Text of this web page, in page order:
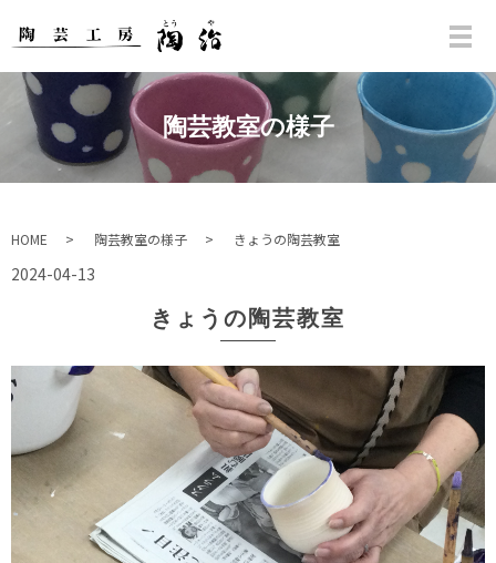
陶芸教室の様子
HOME 陶芸教室の様子 きょうの陶芸教室
2024-04-13
きょうの陶芸教室